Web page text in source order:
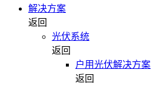
解决方案
返回
光伏系统
返回
户用光伏解决方案
返回